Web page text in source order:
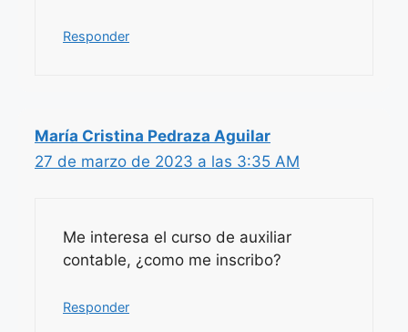
Responder
María Cristina Pedraza Aguilar
27 de marzo de 2023 a las 3:35 AM
Me interesa el curso de auxiliar
contable, ¿como me inscribo?
Responder